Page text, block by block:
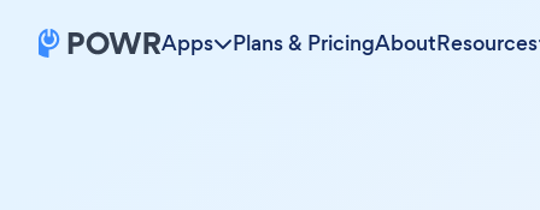
Apps Plans & PricingAboutResources